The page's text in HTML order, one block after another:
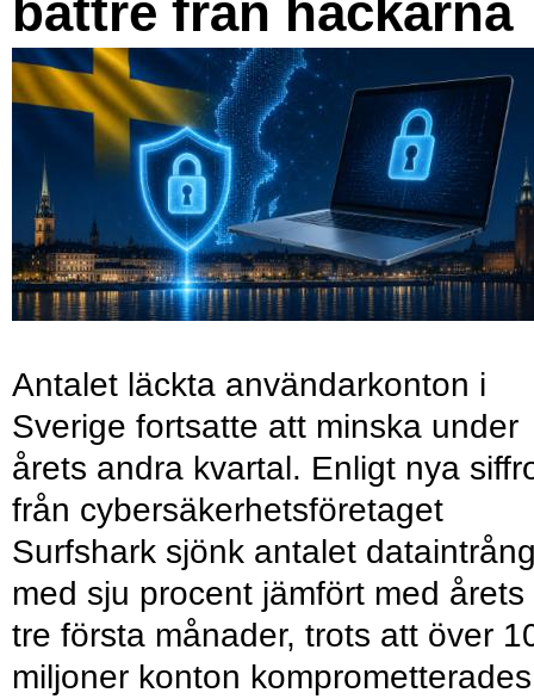
bättre från hackarna
Antalet läckta användarkonton i
Sverige fortsatte att minska under
årets andra kvartal. Enligt nya
från cybersäkerhetsföretaget
Surfshark sjönk antalet
med sju procent jämfört med årets
tre första månader, trots att över
miljoner konton komprometterades